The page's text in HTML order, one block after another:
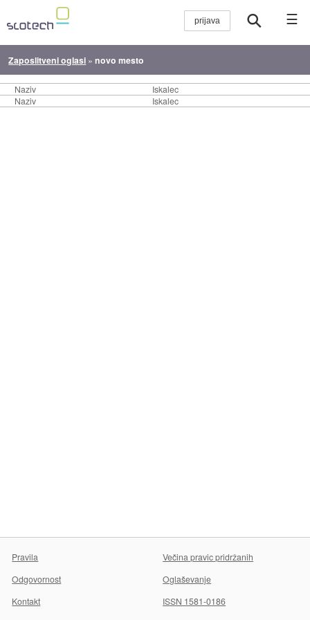
☰
Zaposlitveni oglasi »novo mesto
Naziv
Iskalec
Naziv
Iskalec
Pravila
Večina pravic pridržanih
Odgovornost
Oglaševanje
Kontakt
ISSN 1581-0186